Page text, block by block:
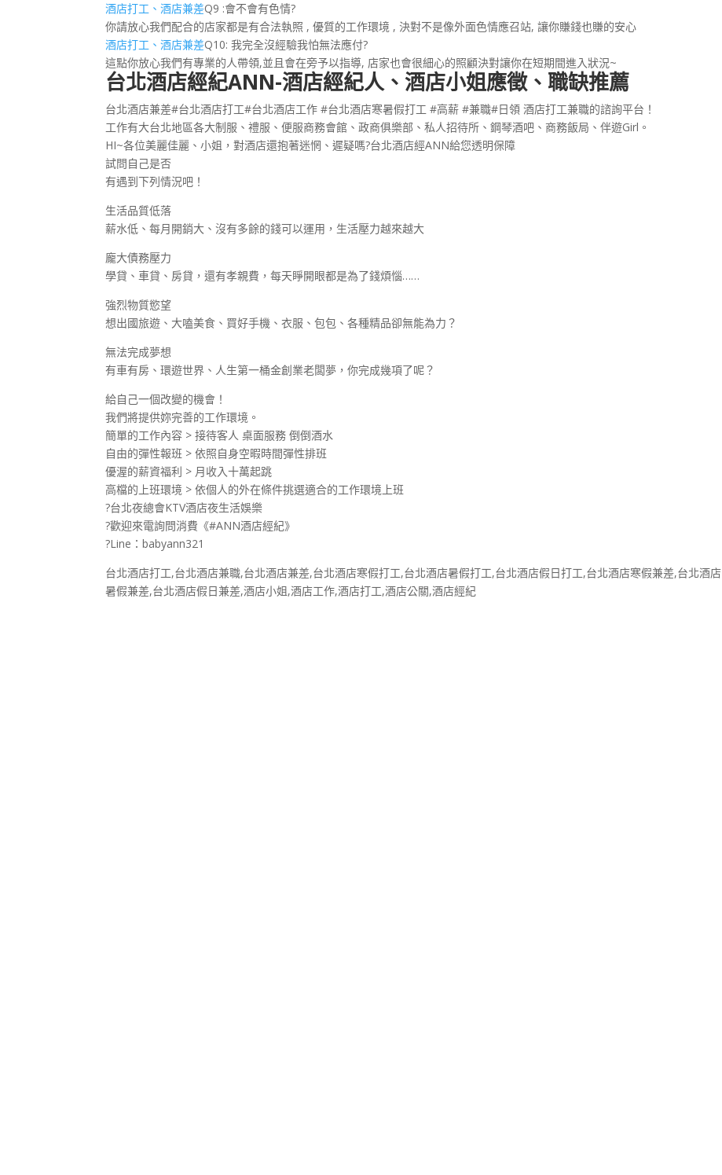
酒店打工、酒店兼差Q9 :會不會有色情?
你請放心我們配合的店家都是有合法執照 , 優質的工作環境 , 決對不是像外面色情應召站, 讓你賺錢也賺的安心
酒店打工、酒店兼差Q10: 我完全沒經驗我怕無法應付?
這點你放心我們有專業的人帶領,並且會在旁予以指導, 店家也會很細心的照顧決對讓你在短期間進入狀況~
台北酒店經紀ANN-酒店經紀人、酒店小姐應徵、職缺推薦
台北酒店兼差#台北酒店打工#台北酒店工作 #台北酒店寒暑假打工 #高薪 #兼職#日領 酒店打工兼職的諮詢平台！
工作有大台北地區各大制服、禮服、便服商務會館、政商俱樂部、私人招待所、鋼琴酒吧、商務飯局、伴遊Girl。
HI~各位美麗佳麗、小姐，對酒店還抱著迷惘、遲疑嗎?台北酒店經ANN給您透明保障
試問自己是否
有遇到下列情況吧！
生活品質低落
薪水低、每月開銷大、沒有多餘的錢可以運用，生活壓力越來越大
龐大債務壓力
學貸、車貸、房貸，還有孝親費，每天睜開眼都是為了錢煩惱……
強烈物質慾望
想出國旅遊、大嗑美食、買好手機、衣服、包包、各種精品卻無能為力？
無法完成夢想
有車有房、環遊世界、人生第一桶金創業老闆夢，你完成幾項了呢？
給自己一個改變的機會！
我們將提供妳完善的工作環境。
簡單的工作內容 > 接待客人 桌面服務 倒倒酒水
自由的彈性報班 > 依照自身空暇時間彈性排班
優渥的薪資福利 > 月收入十萬起跳
高檔的上班環境 > 依個人的外在條件挑選適合的工作環境上班
?台北夜總會KTV酒店夜生活娛樂
?歡迎來電詢問消費《#ANN酒店經紀》
?Line：babyann321
台北酒店打工,台北酒店兼職,台北酒店兼差,台北酒店寒假打工,台北酒店暑假打工,台北酒店假日打工,台北酒店寒假兼差,台北酒店
暑假兼差,台北酒店假日兼差,酒店小姐,酒店工作,酒店打工,酒店公關,酒店經紀